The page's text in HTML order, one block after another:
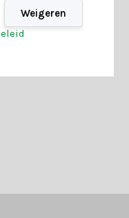
bekeken
Weigeren